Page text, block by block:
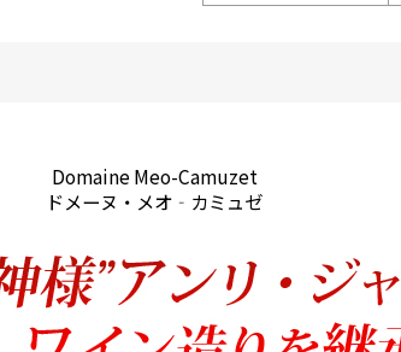
Domaine Meo-Camuzet
ドメーヌ・メオ‐カミュゼ